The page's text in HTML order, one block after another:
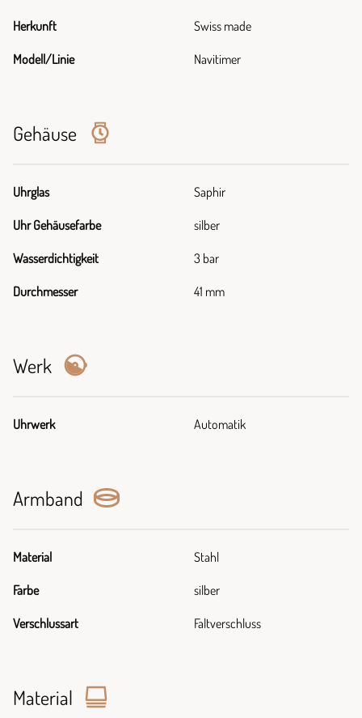
Herkunft Swiss made
Modell/Linie Navitimer
Gehäuse
Uhrglas Saphir
Uhr Gehäusefarbe silber
Wasserdichtigkeit 3 bar
Durchmesser 41 mm
Werk
Uhrwerk Automatik
Armband
Material Stahl
Farbe silber
Verschlussart Faltverschluss
Material